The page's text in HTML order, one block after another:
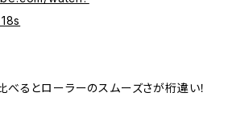
るとローラーのスムーズさが桁違い！